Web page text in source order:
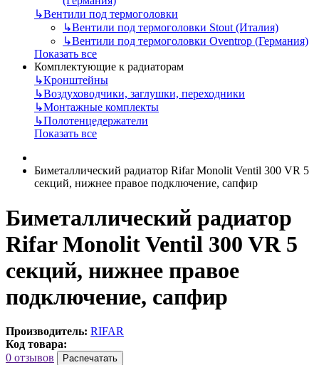
↳Вентили под термоголовки
↳Вентили под термоголовки Stout (Италия)
↳Вентили под термоголовки Oventrop (Германия)
Показать все
Комплектующие к радиаторам
↳Кронштейны
↳Воздуховодчики, заглушки, переходники
↳Монтажные комплекты
↳Полотенцедержатели
Показать все
Биметаллический радиатор Rifar Monolit Ventil 300 VR 5
секций, нижнее правое подключение, сапфир
Биметаллический радиатор
Rifar Monolit Ventil 300 VR 5
секций, нижнее правое
подключение, сапфир
Производитель: RIFAR
Код товара:
0 отзывов
Распечатать